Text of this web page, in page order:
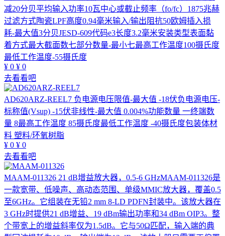
减20分贝平均输入功率10瓦中心或截止频率（fo/fc）1875兆赫
过滤方式陶瓷LPF高度0.94毫米输入/输出阻抗50欧姆插入损
耗-最大值3分贝JESD-609代码e3长度3.2毫米安装类型表面黏
着方式最大截面数七部分数量-最小七最高工作温度100摄氏度
最低工作温度-55摄氏度
¥ 0 ¥ 0
去看看吧
AD620ARZ-REEL7 负电源电压限值-最大值 -18伏负电源电压-
标称值(Vsup) -15伏非线性-最大值 0.004%功能数量 一终端数
量 8最高工作温度 85摄氏度最低工作温度 -40摄氏度包装体材
料 塑料/环氧树脂
¥ 0 ¥ 0
去看看吧
MAAM-011326 21 dB增益放大器，0.5-6 GHzMAAM-011326是
一款宽带、低噪声、高动态范围、单级MMIC放大器，覆盖0.5
至6GHz。它组装在无铅2 mm 8-LD PDFN封装中。该放大器在
3 GHz时提供21 dB增益、19 dBm输出功率和34 dBm OIP3。整
个带宽上的增益斜率仅为1.5dB。它与50Ω匹配，输入端的典